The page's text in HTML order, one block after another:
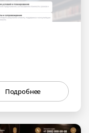
Подробнее